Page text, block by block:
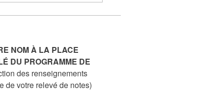
NOM À LA PLACE
DU PROGRAMME DE
des renseignements
de votre relevé de notes)